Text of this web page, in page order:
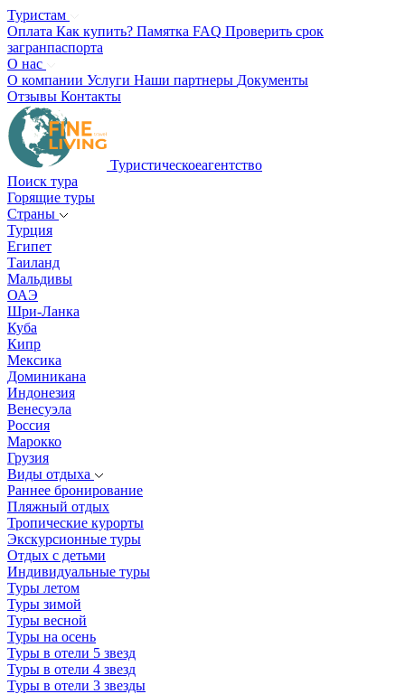
Туристам
Оплата Как купить? Памятка FAQ Проверить срок
загранпаспорта
О нас
О компании Услуги Наши партнеры Документы
Отзывы Контакты
Туристическоеагентство
Поиск тура
Горящие туры
Страны
Турция
Египет
Таиланд
Мальдивы
ОАЭ
Шри-Ланка
Куба
Кипр
Мексика
Доминикана
Индонезия
Венесуэла
Россия
Марокко
Грузия
Виды отдыха
Раннее бронирование
Пляжный отдых
Тропические курорты
Экскурсионные туры
Отдых с детьми
Индивидуальные туры
Туры летом
Туры зимой
Туры весной
Туры на осень
Туры в отели 5 звезд
Туры в отели 4 звезд
Туры в отели 3 звезды